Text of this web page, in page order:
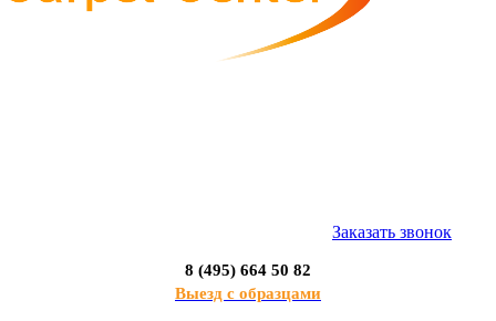
Заказать звонок
8 (495) 664 50 82
Выезд с образцами